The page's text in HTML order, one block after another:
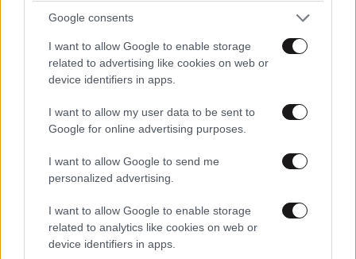
Google consents
I want to allow Google to enable storage
related to advertising like cookies on web or
device identifiers in apps.
I want to allow my user data to be sent to
Google for online advertising purposes.
I want to allow Google to send me
personalized advertising.
I want to allow Google to enable storage
related to analytics like cookies on web or
device identifiers in apps.
τροφη κλπ.
Απαντήστε
Είναι κάτι το οποίο το έχω δει και εγώ,
άλλα στην προκειμένη περίπτωση
πρόκειται για χταπόδι μέσα σε
συγκεκριμένο βίντεο όμως πρόκειται
για πραγματικό γρίφο. Τέλος πάντων
όσο και να μακρηγορούμε πάντα ο